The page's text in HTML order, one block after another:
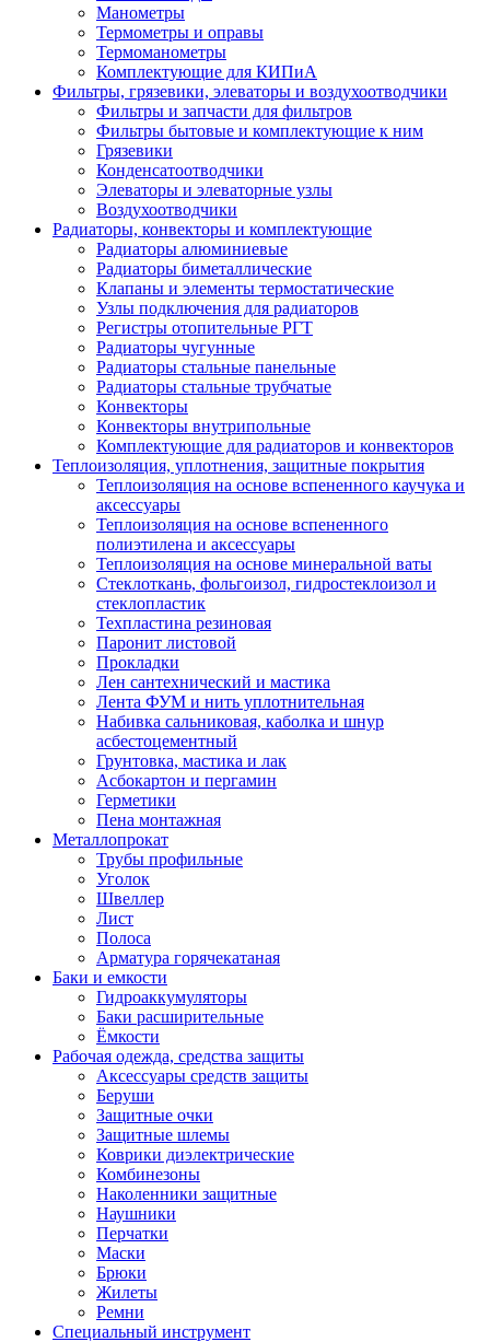
Манометры
Термометры и оправы
Термоманометры
Комплектующие для КИПиА
Фильтры, грязевики, элеваторы и воздухоотводчики
Фильтры и запчасти для фильтров
Фильтры бытовые и комплектующие к ним
Грязевики
Конденсатоотводчики
Элеваторы и элеваторные узлы
Воздухоотводчики
Радиаторы, конвекторы и комплектующие
Радиаторы алюминиевые
Радиаторы биметаллические
Клапаны и элементы термостатические
Узлы подключения для радиаторов
Регистры отопительные РГТ
Радиаторы чугунные
Радиаторы стальные панельные
Радиаторы стальные трубчатые
Конвекторы
Конвекторы внутрипольные
Комплектующие для радиаторов и конвекторов
Теплоизоляция, уплотнения, защитные покрытия
Теплоизоляция на основе вспененного каучука и
аксессуары
Теплоизоляция на основе вспененного
полиэтилена и аксессуары
Теплоизоляция на основе минеральной ваты
Стеклоткань, фольгоизол, гидростеклоизол и
стеклопластик
Техпластина резиновая
Паронит листовой
Прокладки
Лен сантехнический и мастика
Лента ФУМ и нить уплотнительная
Набивка сальниковая, каболка и шнур
асбестоцементный
Грунтовка, мастика и лак
Асбокартон и пергамин
Герметики
Пена монтажная
Металлопрокат
Трубы профильные
Уголок
Швеллер
Лист
Полоса
Арматура горячекатаная
Баки и емкости
Гидроаккумуляторы
Баки расширительные
Ёмкости
Рабочая одежда, средства защиты
Аксессуары средств защиты
Беруши
Защитные очки
Защитные шлемы
Коврики диэлектрические
Комбинезоны
Наколенники защитные
Наушники
Перчатки
Маски
Брюки
Жилеты
Ремни
Специальный инструмент